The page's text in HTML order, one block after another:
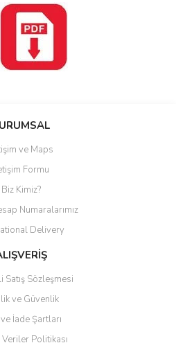
yorumu siz yapın!
Yorum Yaz
ve Maps
Formu
Biz Kimiz?
Numaralarımız
Delivery
Satış Sözleşmesi
ve Güvenlik
İade Şartları
Politikası